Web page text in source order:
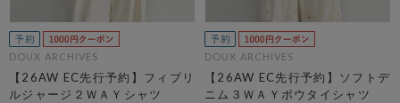
DOUX ARCHIVES
【26AW EC先行予約】フィブリ
ルジャージ２ＷＡＹシャツ
DOUX ARCHIVES
【26AW EC先行予約】ソフトデ
ニム３ＷＡＹボウタイシャツ